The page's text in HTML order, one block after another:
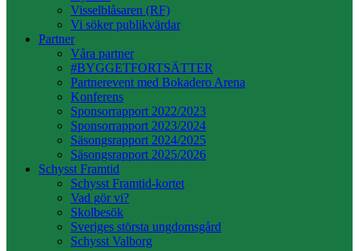
Visselblåsaren (RF)
Vi söker publikvärdar
Partner
Våra partner
#BYGGETFORTSÄTTER
Partnerevent med Bokadero Arena
Konferens
Sponsorrapport 2022/2023
Sponsorrapport 2023/2024
Säsongsrapport 2024/2025
Säsongsrapport 2025/2026
Schysst Framtid
Schysst Framtid-kortet
Vad gör vi?
Skolbesök
Sveriges största ungdomsgård
Schysst Valborg